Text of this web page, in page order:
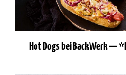
Hot Dogs bei BackWerk —